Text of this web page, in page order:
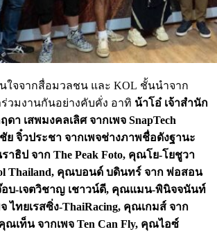
ใจจากสื่อมวลชน และ KOL ชั้นนำจาก
วมงานกันอย่างคับคั่ง อาทิ น้าโอ๋ เจ้าสำนัก
า เสพมงคลเลิศ จากเพจ SnapTech
ย จิ๋วประชา จากเพจช่างภาพชื่อดังฐานะ
าธิป จาก The Peak Foto, คุณโย-โยชูวา
Thailand, คุณบอนด์ บดินทร์ จาก พ่อสอน
บ-เจตวิชาญ เชาวน์ดี, คุณแมน-พินิจจนันท์
ไทยเรสซิ่ง-ThaiRacing, คุณเกมส์ จาก
ณเท็น จากเพจ Ten Can Fly, คุณไอซ์